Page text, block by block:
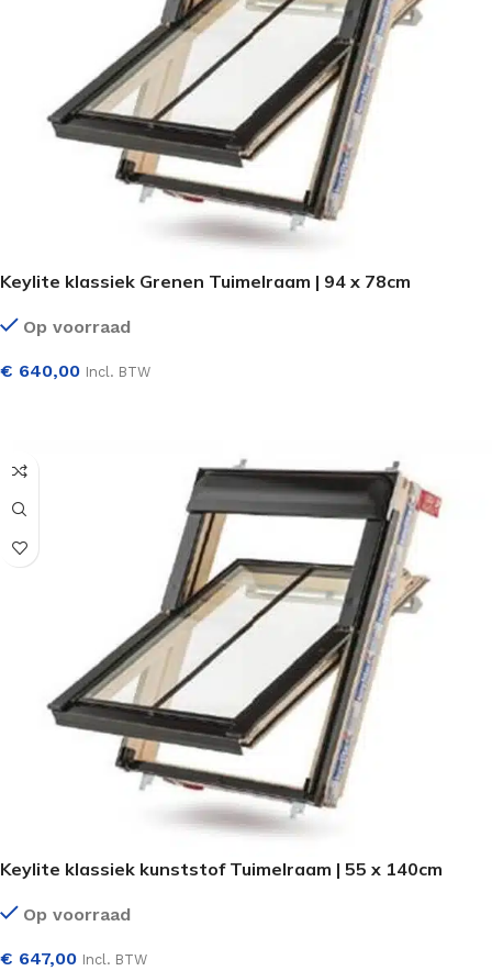
Keylite klassiek Grenen Tuimelraam | 94 x 78cm
Op voorraad
€ 640,00 Incl. BTW
Keylite klassiek kunststof Tuimelraam | 55 x 140cm
Op voorraad
€ 647,00 Incl. BTW